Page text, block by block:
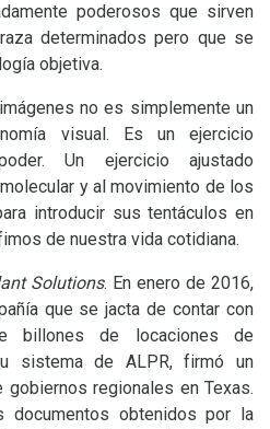
poderosos que sirven
determinados pero que se
objetiva.
no es simplemente un
visual. Es un ejercicio
Un ejercicio ajustado
y al movimiento de los
introducir sus tentáculos en
de nuestra vida cotidiana.
Solutions. En enero de 2016,
que se jacta de contar con
billones de locaciones de
sistema de ALPR, firmó un
gobiernos regionales en Texas.
documentos obtenidos por la